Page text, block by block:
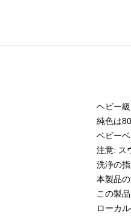
ヘビー
純色は
ベビー
注意: ス
洗浄の
本製品
この製
ローカ